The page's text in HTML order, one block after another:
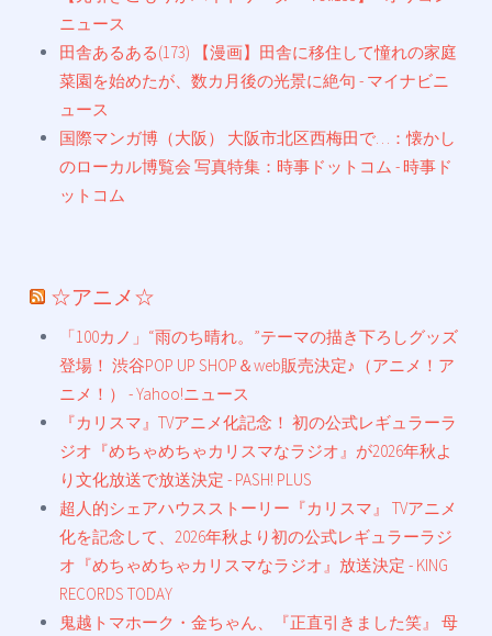
ニュース
田舎あるある(173) 【漫画】田舎に移住して憧れの家庭
菜園を始めたが、数カ月後の光景に絶句 - マイナビニ
ュース
国際マンガ博（大阪） 大阪市北区西梅田で…：懐かし
のローカル博覧会 写真特集：時事ドットコム - 時事ド
ットコム
☆アニメ☆
「100カノ」“雨のち晴れ。”テーマの描き下ろしグッズ
登場！ 渋谷POP UP SHOP＆web販売決定♪（アニメ！ア
ニメ！） - Yahoo!ニュース
『カリスマ』TVアニメ化記念！ 初の公式レギュラーラ
ジオ『めちゃめちゃカリスマなラジオ』が2026年秋よ
り文化放送で放送決定 - PASH! PLUS
超人的シェアハウスストーリー『カリスマ』 TVアニメ
化を記念して、2026年秋より初の公式レギュラーラジ
オ『めちゃめちゃカリスマなラジオ』放送決定 - KING
RECORDS TODAY
鬼越トマホーク・金ちゃん、『正直引きました笑』 母